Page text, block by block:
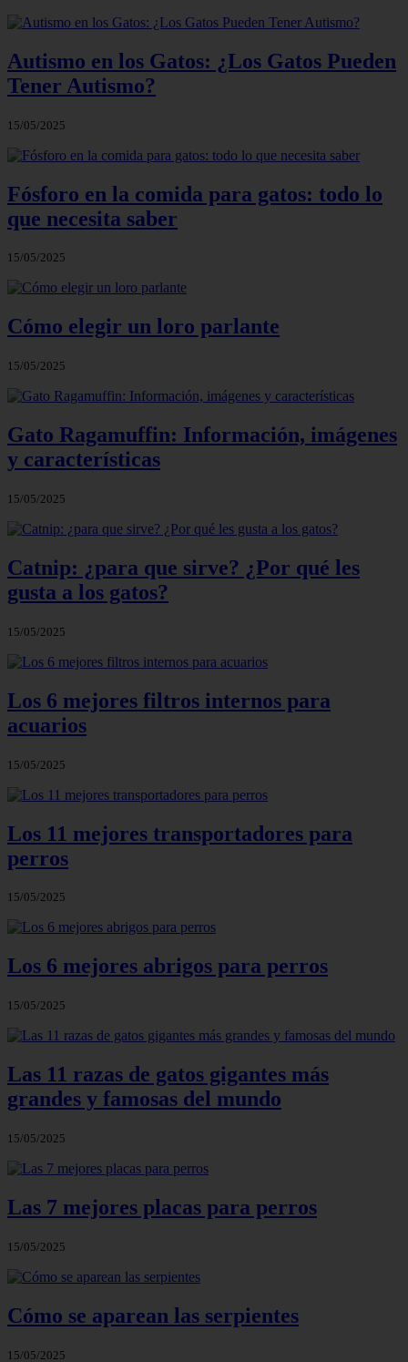
Autismo en los Gatos: ¿Los Gatos Pueden
Tener Autismo?
15/05/2025
Fósforo en la comida para gatos: todo lo
que necesita saber
15/05/2025
Cómo elegir un loro parlante
15/05/2025
Gato Ragamuffin: Información, imágenes
y características
15/05/2025
Catnip: ¿para que sirve? ¿Por qué les
gusta a los gatos?
15/05/2025
Los 6 mejores filtros internos para
acuarios
15/05/2025
Los 11 mejores transportadores para
perros
15/05/2025
Los 6 mejores abrigos para perros
15/05/2025
Las 11 razas de gatos gigantes más
grandes y famosas del mundo
15/05/2025
Las 7 mejores placas para perros
15/05/2025
Cómo se aparean las serpientes
15/05/2025